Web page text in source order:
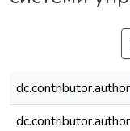
dc.contributor.author
dc.contributor.author